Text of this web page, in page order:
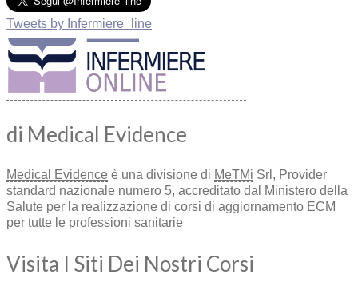
Tweets by Infermiere_line
di Medical Evidence
Medical Evidence è una divisione di MeTMi Srl, Provider
standard nazionale numero 5, accreditato dal Ministero della
Salute per la realizzazione di corsi di aggiornamento ECM
per tutte le professioni sanitarie
Visita I Siti Dei Nostri Corsi